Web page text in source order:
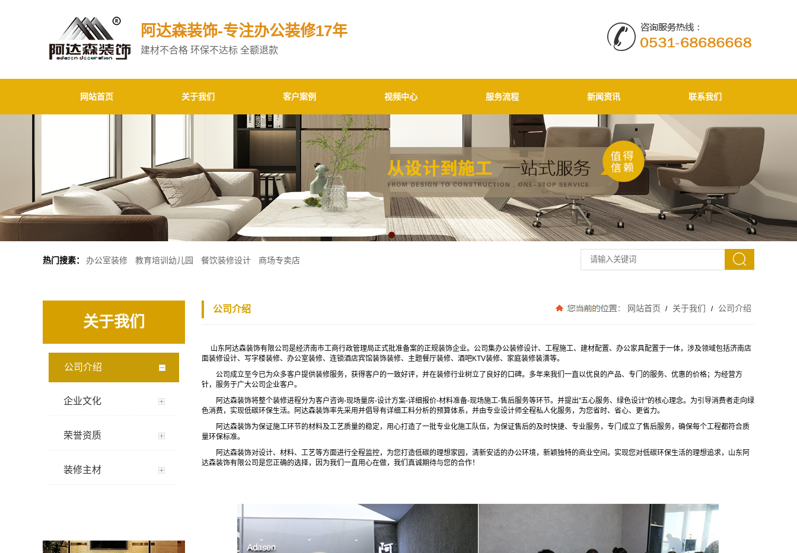
阿达森装饰-专注办公装修17年
建材不合格 环保不达标 全额退款
网站首页 关于我们 客户案例 视频中心 服务流程 新闻资讯 联系我们
1
热门搜素： 办公室装修 教育培训幼儿园 餐饮装修设计 商场专卖店
关于我们
公司介绍
企业文化
荣誉资质
装修主材
公司介绍 网站首页 / 关于我们 / 公司介绍
山东阿达森装饰有限公司是经济南市工商行政管理局正式批准备案的正规装饰企业。公司集办公装修设计、工程施工、建材配置、办公家具配置于一体，涉及领域包括济南店
面装修设计、写字楼装修、办公室装修、连锁酒店宾馆装饰装修、主题餐厅装修、酒吧KTV装修、家庭装修装潢等。
公司成立至今已为众多客户提供装修服务，获得客户的一致好评，并在装修行业树立了良好的口碑。多年来我们一直以优良的产品、专门的服务、优惠的价格；为经营方
针，服务于广大公司企业客户。
阿达森装饰将整个装修进程分为客户咨询-现场量房-设计方案-详细报价-材料准备-现场施工-售后服务等环节。并提出"五心服务、绿色设计"的核心理念。为引导消费者走向绿
色消费，实现低碳环保生活。阿达森装饰率先采用并倡导有详细工料分析的预算体系，并由专业设计师全程私人化服务，为您省时、省心、更省力。
阿达森装饰为保证施工环节的材料及工艺质量的稳定，用心打造了一批专业化施工队伍，为保证售后的及时快捷、专业服务，专门成立了售后服务，确保每个工程都符合质
量环保标准。
阿达森装饰对设计、材料、工艺等方面进行全程监控，为您打造低碳的理想家园，清新安适的办公环境，新颖独特的商业空间。实现您对低碳环保生活的理想追求，山东阿
达森装饰有限公司是您正确的选择，因为我们一直用心在做，我们真诚期待与您的合作！